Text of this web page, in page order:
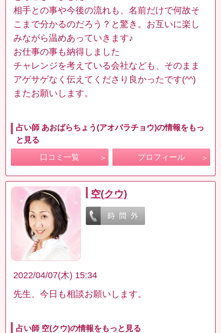
相手との事や今後の流れも、名前だけで何故そ
こまで分かるのだろう？と驚き。お互いに楽し
みながら温めあっていきます♪
お仕事の事も納得しました
チャレンジを考えている会社なども、そのまま
アゲサゲなく伝えてくださり良かったです(^^)
またお願いします。
占い師 あおばらちょう(アオバラチョウ)の情報をもっ
と見る
口コミ一覧 プロフィール
空(クウ)
2022/04/07(木) 15:34
先生、今日も相談お願いします。
占い師 空(クウ)の情報をもっと見る